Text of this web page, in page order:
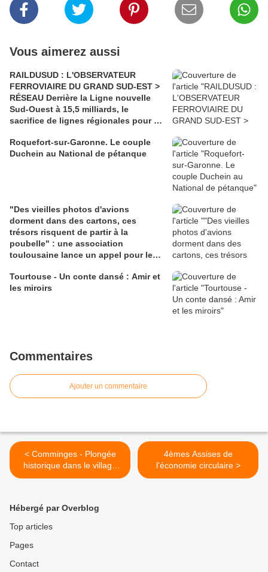
Vous aimerez aussi
RAILDUSUD : L'OBSERVATEUR
FERROVIAIRE DU GRAND SUD-EST >
RÉSEAU Derrière la Ligne nouvelle
Sud-Ouest à 15,5 milliards, le
sacrifice de lignes régionales pour 50
Roquefort-sur-Garonne. Le couple
Duchein au National de pétanque
"Des vieilles photos d'avions
dorment dans des cartons, ces
trésors risquent de partir à la
poubelle" : une association
toulousaine lance un appel pour les
Tourtouse - Un conte dansé : Amir et
les miroirs
Commentaires
Ajouter un commentaire
< Comminges - Plongée
historique dans le village
d’Urau
4èmes Assises de
l’économie circulaire >
Hébergé par Overblog
Top articles
Pages
Contact